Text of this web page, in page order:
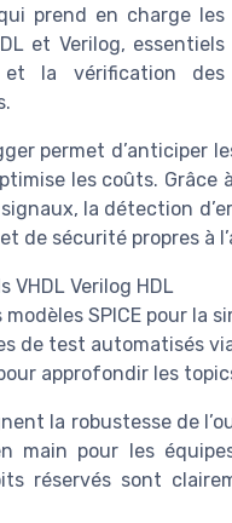
prend en charge les
et Verilog, essentiels
la vérification des
permet
les coûts.
la détection
de sécurité propres à
VHDL Verilog HDL
SPICE pour la
de test automatisés
approfondir les
la robustesse de
main pour les
réservés sont